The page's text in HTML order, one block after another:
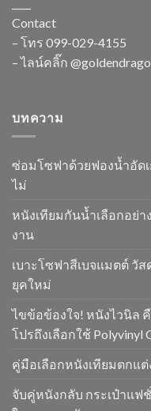
Contact
– โทร 099-029-4155
– ไลน์คลิ๊ก
บทความ
ซ่อมโซฟาด้วยฟองน้ำอัด
ไม่
หนังเทียมกันน้ำเลือกอย่
งาน
เบาะโซฟาสีเบจแมตต์ วั
ยุคใหม่
ไขข้อข้องใจ! หนังไวนิล
โปรถึงเลือกใช้
คู่มือเลือกหนังเทียมตกแต่
จับคู่หนังกลับ กระเป๋าแฟ